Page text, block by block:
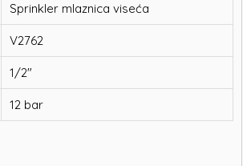
Sprinkler mlaznica viseća
V2762
1/2"
12 bar